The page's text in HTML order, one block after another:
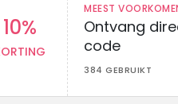
10%
MEEST
Ontvang
code
384 GEBRUIKT